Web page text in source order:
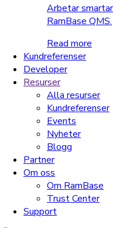
Arbetar
RamBase QMS.
Read more
Kundreferenser
Developer
Resurser
Alla resurser
Kundreferenser
Events
Nyheter
Blogg
Partner
Om oss
Om RamBase
Trust Center
Support